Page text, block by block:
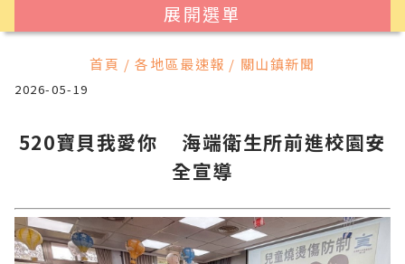
展開選單
首頁 / 各地區最速報 / 關山鎮新聞
2026-05-19
520寶貝我愛你 海端衛生所前進校園安
全宣導